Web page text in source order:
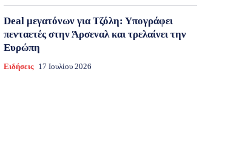
Deal μεγατόνων για Τζόλη: Υπογράφει
πενταετές στην Άρσεναλ και τρελαίνει την
Ευρώπη
Ειδήσεις 17 Ιουλίου 2026